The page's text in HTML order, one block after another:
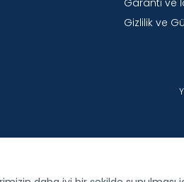
Garanti ve
Gizlilik ve